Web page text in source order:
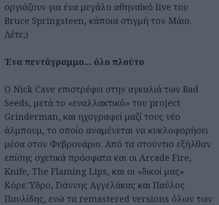
οργιάζουν για ένα μεγάλο αθηναϊκό live του
Bruce Springsteen, κάποια στιγμή τον Μάιο.
Λέτε;)
Ένα πεντάγραμμο… όλο πλούτο
Ο Nick Cave επιστρέφει στην αγκαλιά των Bad
Seeds, μετά το «εναλλακτικό» του project
Grinderman, και ηχογραφεί μαζί τους νέο
άλμπουμ, το οποίο αναμένεται να κυκλοφορήσει
μέσα στον Φεβρουάριο. Από τα στούντιο εξήλθαν
επίσης σχετικά πρόσφατα και οι Arcade Fire,
Knife, The Flaming Lips, και οι «δικοί μας»
Κόρε.Ύδρο, Γιάννης Αγγελάκας και Παύλος
Παυλίδης, ενώ τα remastered versions όλων των
Αναζήτηση
για...